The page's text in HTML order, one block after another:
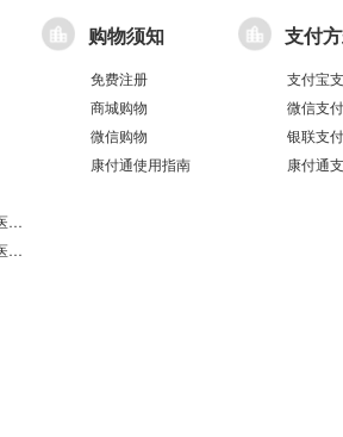
贵州省医保定点医疗机构医保服务情况表（第551分店）
贵州省医保定点医疗机构医保服务情况表（第100分店）
购物须知
免费注册
商城购物
微信购物
康付通使用指南
支付
支付宝
微信支付
银联支付
康付通